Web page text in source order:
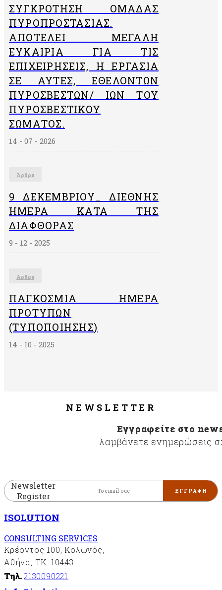
ΣΥΓΚΡΌΤΗΣΗ ΟΜΆΔΑΣ
ΠΥΡΟΠΡΟΣΤΑΣΊΑΣ.
ΑΠΟΤΕΛΕΊ ΜΕΓΆΛΗ
ΕΥΚΑΙΡΊΑ ΓΙΑ ΤΙΣ
ΕΠΙΧΕΙΡΉΣΕΙΣ, Η ΕΡΓΑΣΊΑ
ΣΕ ΑΥΤΈΣ, ΕΘΕΛΟΝΤΏΝ
ΠΥΡΟΣΒΕΣΤΏΝ/ ΙΏΝ ΤΟΥ
ΠΥΡΟΣΒΕΣΤΙΚΟΎ
ΣΏΜΑΤΟΣ.
14 - 07 - 2026
Άρθρα
9 ΔΕΚΕΜΒΡΙΟΥ_ ΔΙΕΘΝΗΣ
ΗΜΕΡΑ ΚΑΤΑ ΤΗΣ
ΔΙΑΦΘΟΡΑΣ
9 - 12 - 2025
Άρθρα
ΠΑΓΚΌΣΜΙΑ ΗΜΈΡΑ
ΠΡΟΤΎΠΩΝ
(ΤΥΠΟΠΟΊΗΣΗΣ)
14 - 10 - 2025
NEWSLETTER
Εγγραφείτε στο
λαμβάνετε ενημερώσεις
Newsletter
Register
ISOLUTION
CONSULTING SERVICES
Κρέοντος 100, Κολωνός,
Αθήνα, ΤΚ. 10443
Τηλ.2130090221